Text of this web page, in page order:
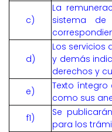
c)
La
sistema de
d)
Los servicios
y demás
derechos y
e)
Texto
como sus
f1)
Se
para los